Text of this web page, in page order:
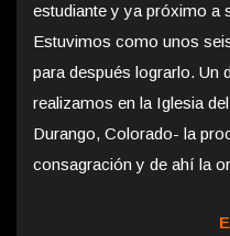
estudiante y ya próximo a
Estuvimos como unos
para después lograrlo. Un
realizamos en la Iglesia
Durango, Colorado- la
consagración y de ahí la